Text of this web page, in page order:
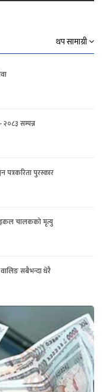
थप सामाग्री
२०८३ सम्पन्न
पुरस्कार
चालकको मृत्यु
सबैभन्दा धेरै